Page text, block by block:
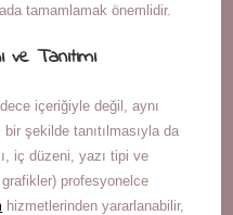
tamamlamak önemlidir.
Tanıtımı
içeriğiyle değil, aynı
şekilde tanıtılmasıyla da
iç düzeni, yazı tipi ve
profesyonelce
hizmetlerinden yararlanabilir,